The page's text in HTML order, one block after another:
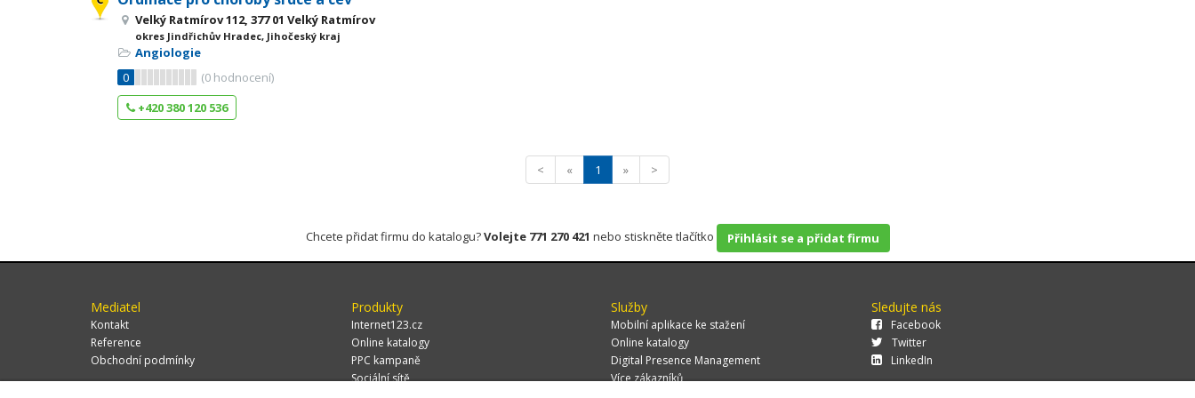
Velký Ratmírov 112, 377 01 Velký Ratmírov
okres Jindřichův Hradec, Jihočeský kraj
Angiologie
0
(0 hodnocení)
+420 380 120 536
< « 1 » >
Chcete přidat firmu do katalogu?Volejte 771 270 421 nebo stiskněte tlačítko Přihlásit se a přidat firmu
Mediatel
Kontakt
Reference
Obchodní podmínky
Produkty
Internet123.cz
Online katalogy
PPC kampaně
Sociální sítě
Služby
Mobilní aplikace ke stažení
Online katalogy
Digital Presence Management
Více zákazníků
Sledujte nás
Facebook
Twitter
LinkedIn